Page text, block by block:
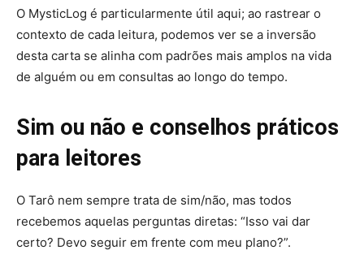
O MysticLog é particularmente útil aqui; ao rastrear o
contexto de cada leitura, podemos ver se a inversão
desta carta se alinha com padrões mais amplos na vida
de alguém ou em consultas ao longo do tempo.
Sim ou não e conselhos práticos
para leitores
O Tarô nem sempre trata de sim/não, mas todos
recebemos aquelas perguntas diretas: “Isso vai dar
certo? Devo seguir em frente com meu plano?”.